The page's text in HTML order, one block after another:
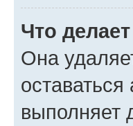
Что
Она
выполняет